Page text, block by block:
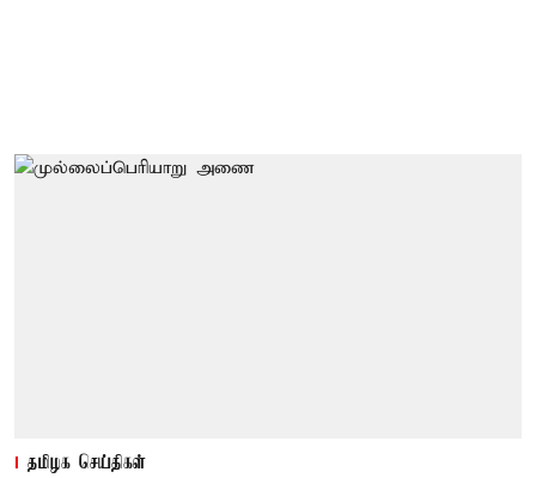
தமிழக செய்திகள்